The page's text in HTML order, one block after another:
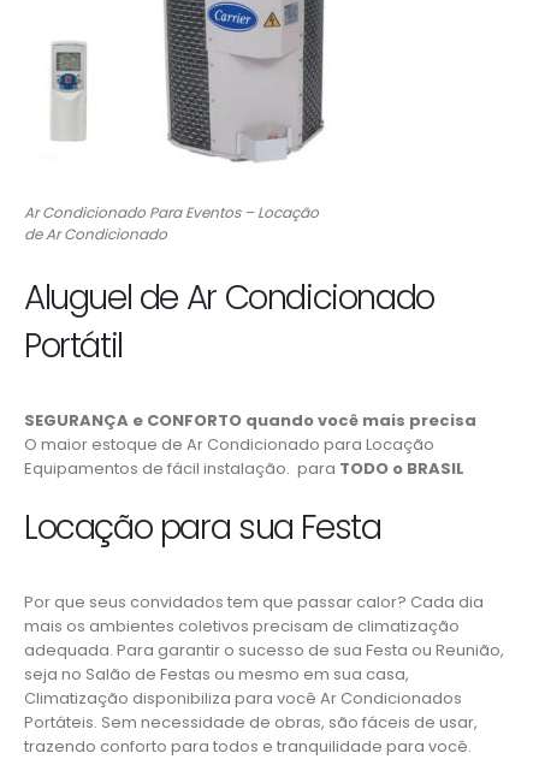
Ar Condicionado Para Eventos – Locação
de Ar Condicionado
Aluguel de Ar Condicionado
Portátil
SEGURANÇA e CONFORTO quando você mais precisa
O maior estoque de Ar Condicionado para Locação
Equipamentos de fácil instalação. para TODO o BRASIL
Locação para sua Festa
Por que seus convidados tem que passar calor? Cada dia
mais os ambientes coletivos precisam de climatização
adequada. Para garantir o sucesso de sua Festa ou Reunião,
seja no Salão de Festas ou mesmo em sua casa,
Climatização disponibiliza para você Ar Condicionados
Portáteis. Sem necessidade de obras, são fáceis de usar,
trazendo conforto para todos e tranquilidade para você.